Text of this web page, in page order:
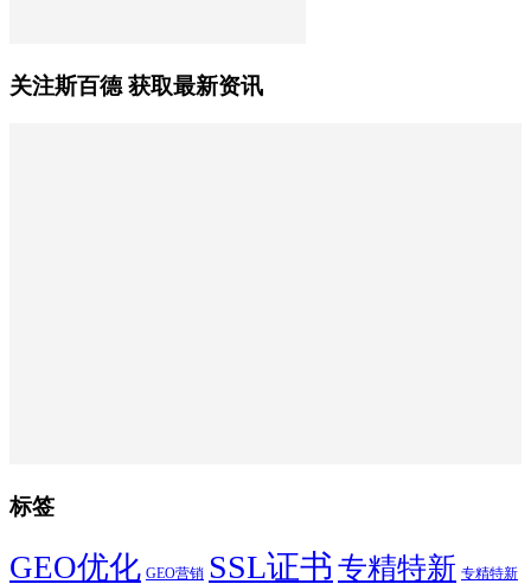
关注斯百德 获取最新资讯
标签
GEO优化 GEO营销 SSL证书 专精特新 专精特新